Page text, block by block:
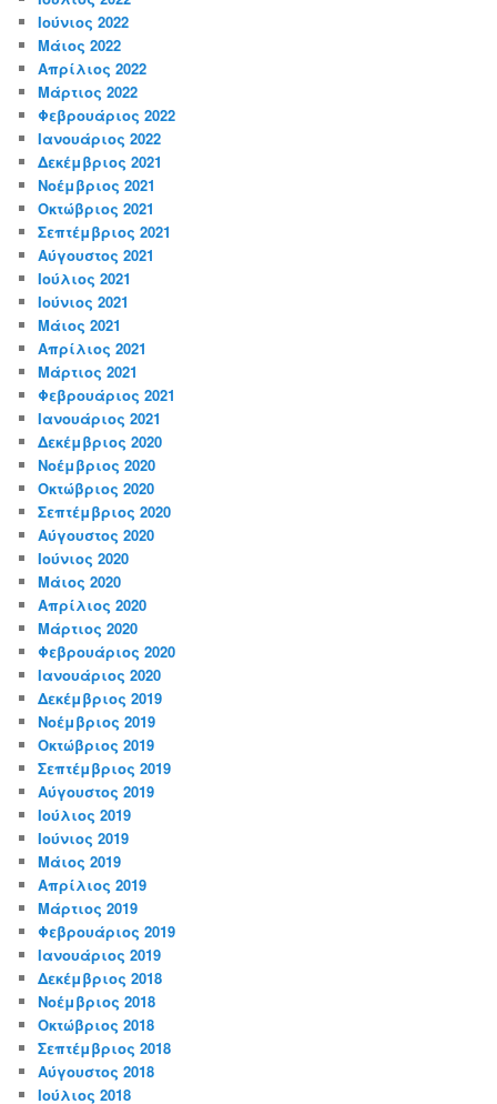
Ιούνιος 2022
Μάιος 2022
Απρίλιος 2022
Μάρτιος 2022
Φεβρουάριος 2022
Ιανουάριος 2022
Δεκέμβριος 2021
Νοέμβριος 2021
Οκτώβριος 2021
Σεπτέμβριος 2021
Αύγουστος 2021
Ιούλιος 2021
Ιούνιος 2021
Μάιος 2021
Απρίλιος 2021
Μάρτιος 2021
Φεβρουάριος 2021
Ιανουάριος 2021
Δεκέμβριος 2020
Νοέμβριος 2020
Οκτώβριος 2020
Σεπτέμβριος 2020
Αύγουστος 2020
Ιούνιος 2020
Μάιος 2020
Απρίλιος 2020
Μάρτιος 2020
Φεβρουάριος 2020
Ιανουάριος 2020
Δεκέμβριος 2019
Νοέμβριος 2019
Οκτώβριος 2019
Σεπτέμβριος 2019
Αύγουστος 2019
Ιούλιος 2019
Ιούνιος 2019
Μάιος 2019
Απρίλιος 2019
Μάρτιος 2019
Φεβρουάριος 2019
Ιανουάριος 2019
Δεκέμβριος 2018
Νοέμβριος 2018
Οκτώβριος 2018
Σεπτέμβριος 2018
Αύγουστος 2018
Ιούλιος 2018